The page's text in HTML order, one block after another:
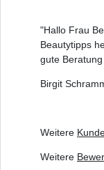
"Hallo Frau
Beautytipps
gute
Birgit
Weitere
Weitere